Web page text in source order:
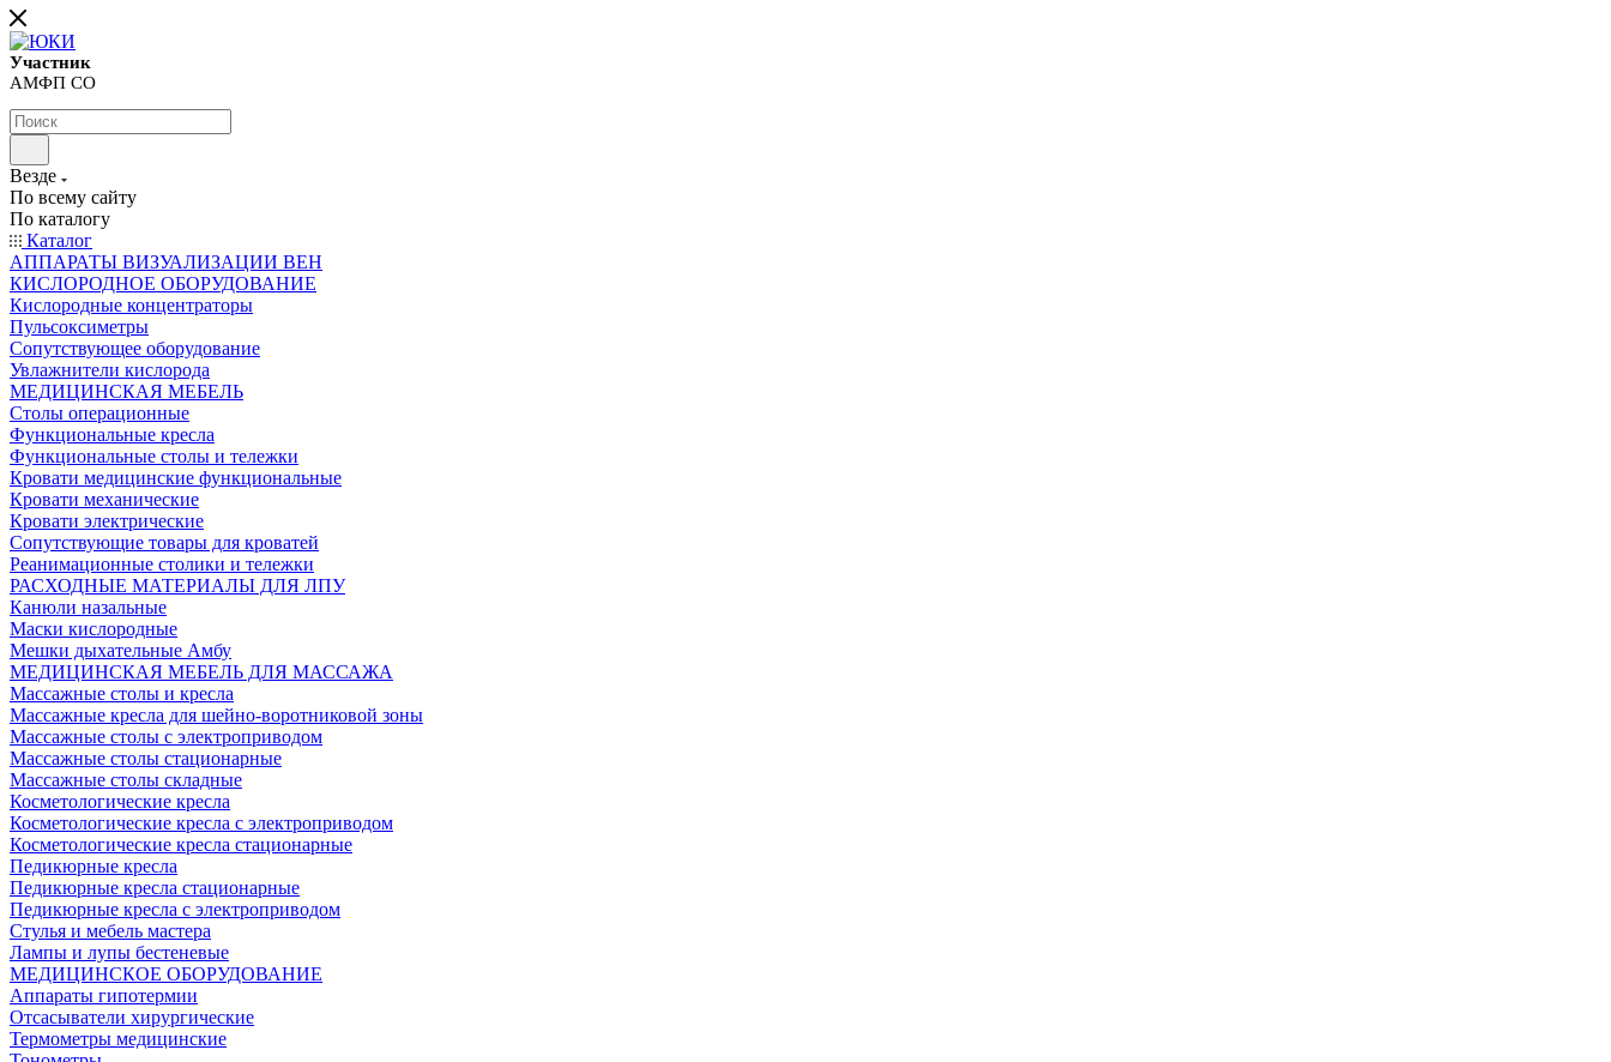
Участник
АМФП СО
Везде
По всему сайту
По каталогу
Каталог
АППАРАТЫ ВИЗУАЛИЗАЦИИ ВЕН
КИСЛОРОДНОЕ ОБОРУДОВАНИЕ
Кислородные концентраторы
Пульсоксиметры
Сопутствующее оборудование
Увлажнители кислорода
МЕДИЦИНСКАЯ МЕБЕЛЬ
Столы операционные
Функциональные кресла
Функциональные столы и тележки
Кровати медицинские функциональные
Кровати механические
Кровати электрические
Сопутствующие товары для кроватей
Реанимационные столики и тележки
РАСХОДНЫЕ МАТЕРИАЛЫ ДЛЯ ЛПУ
Канюли назальные
Маски кислородные
Мешки дыхательные Амбу
МЕДИЦИНСКАЯ МЕБЕЛЬ ДЛЯ МАССАЖА
Массажные столы и кресла
Массажные кресла для шейно-воротниковой зоны
Массажные столы с электроприводом
Массажные столы стационарные
Массажные столы складные
Косметологические кресла
Косметологические кресла с электроприводом
Косметологические кресла стационарные
Педикюрные кресла
Педикюрные кресла стационарные
Педикюрные кресла с электроприводом
Стулья и мебель мастера
Лампы и лупы бестеневые
МЕДИЦИНСКОЕ ОБОРУДОВАНИЕ
Аппараты гипотермии
Отсасыватели хирургические
Термометры медицинские